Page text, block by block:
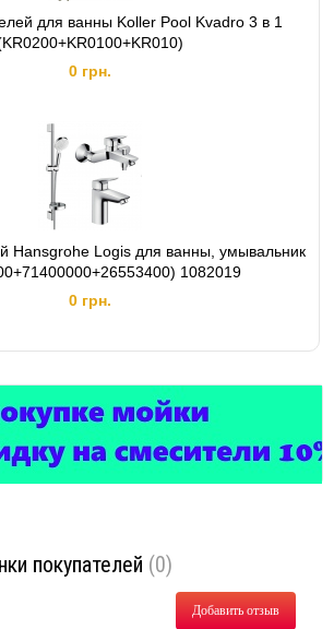
для ванны Koller Pool Kvadro 3 в 1
0 грн.
Hansgrohe Logis для ванны, умывальник
1082019
0 грн.
покупателей (0)
Добавить отзыв